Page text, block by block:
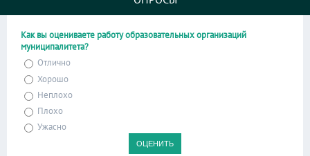
Как вы оцениваете работу образовательных организаций
муниципалитета?
Отлично
Хорошо
Неплохо
Плохо
Ужасно